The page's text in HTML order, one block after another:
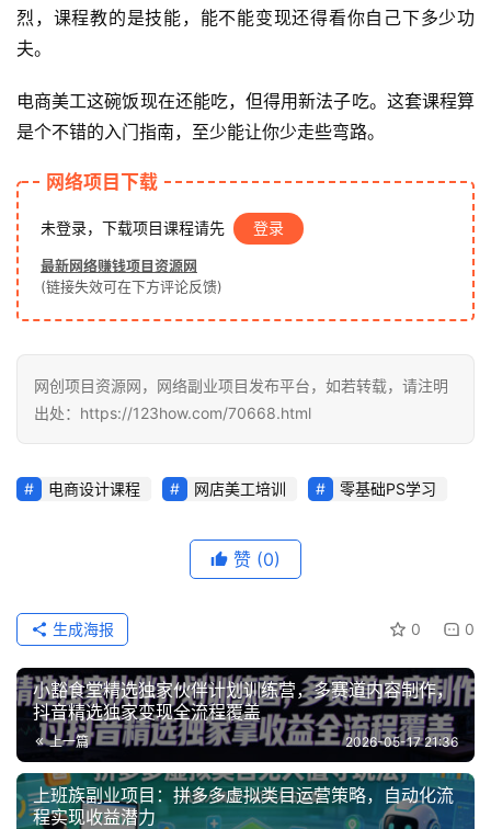
烈，课程教的是技能，能不能变现还得看你自己下多少功
夫。
电商美工这碗饭现在还能吃，但得用新法子吃。这套课程算
是个不错的入门指南，至少能让你少走些弯路。
网络项目下载
未登录，下载项目课程请先 登录
最新网络赚钱项目资源网
(链接失效可在下方评论反馈)
网创项目资源网，网络副业项目发布平台，如若转载，请注明
出处：https://123how.com/70668.html
电商设计课程 网店美工培训 零基础PS学习
赞 (0)
0 0
生成海报
小豁食堂精选独家伙伴计划训练营，多赛道内容制作，
抖音精选独家变现全流程覆盖
上一篇 2026-05-17 21:36
上班族副业项目：拼多多虚拟类目运营策略，自动化流
程实现收益潜力